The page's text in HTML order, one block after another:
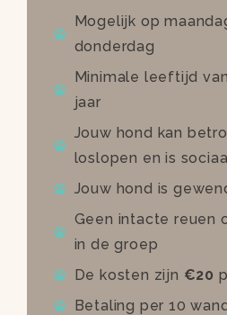
Mogelijk op
donderdag
Minimale leeftijd
jaar
Jouw hond kan
loslopen en is
Jouw hond is
Geen intacte reuen
in de groep
De kosten zijn €20
Betaling per 10